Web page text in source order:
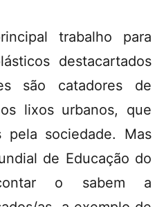
trabalho para
destacartados
são catadores de
lixos urbanos, que
pela sociedade. Mas
de Educação do
o sabem a